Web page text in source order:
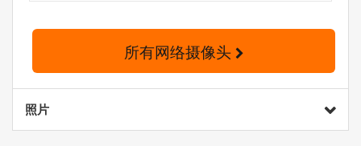
所有网络摄像头
照片